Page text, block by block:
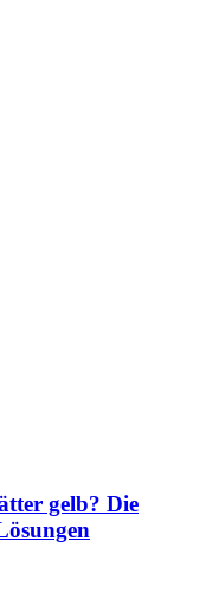
gelb? Die